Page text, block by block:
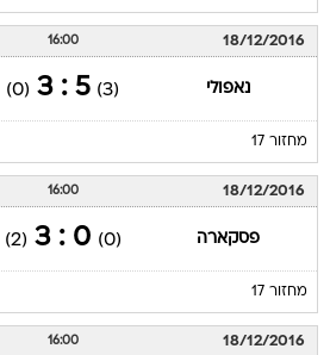
18/12/2016
16:00
נאפולי (3)
5 : 3
(0)
מחזור 17
18/12/2016
16:00
פסקארה (0)
0 : 3
(2)
מחזור 17
18/12/2016
16:00